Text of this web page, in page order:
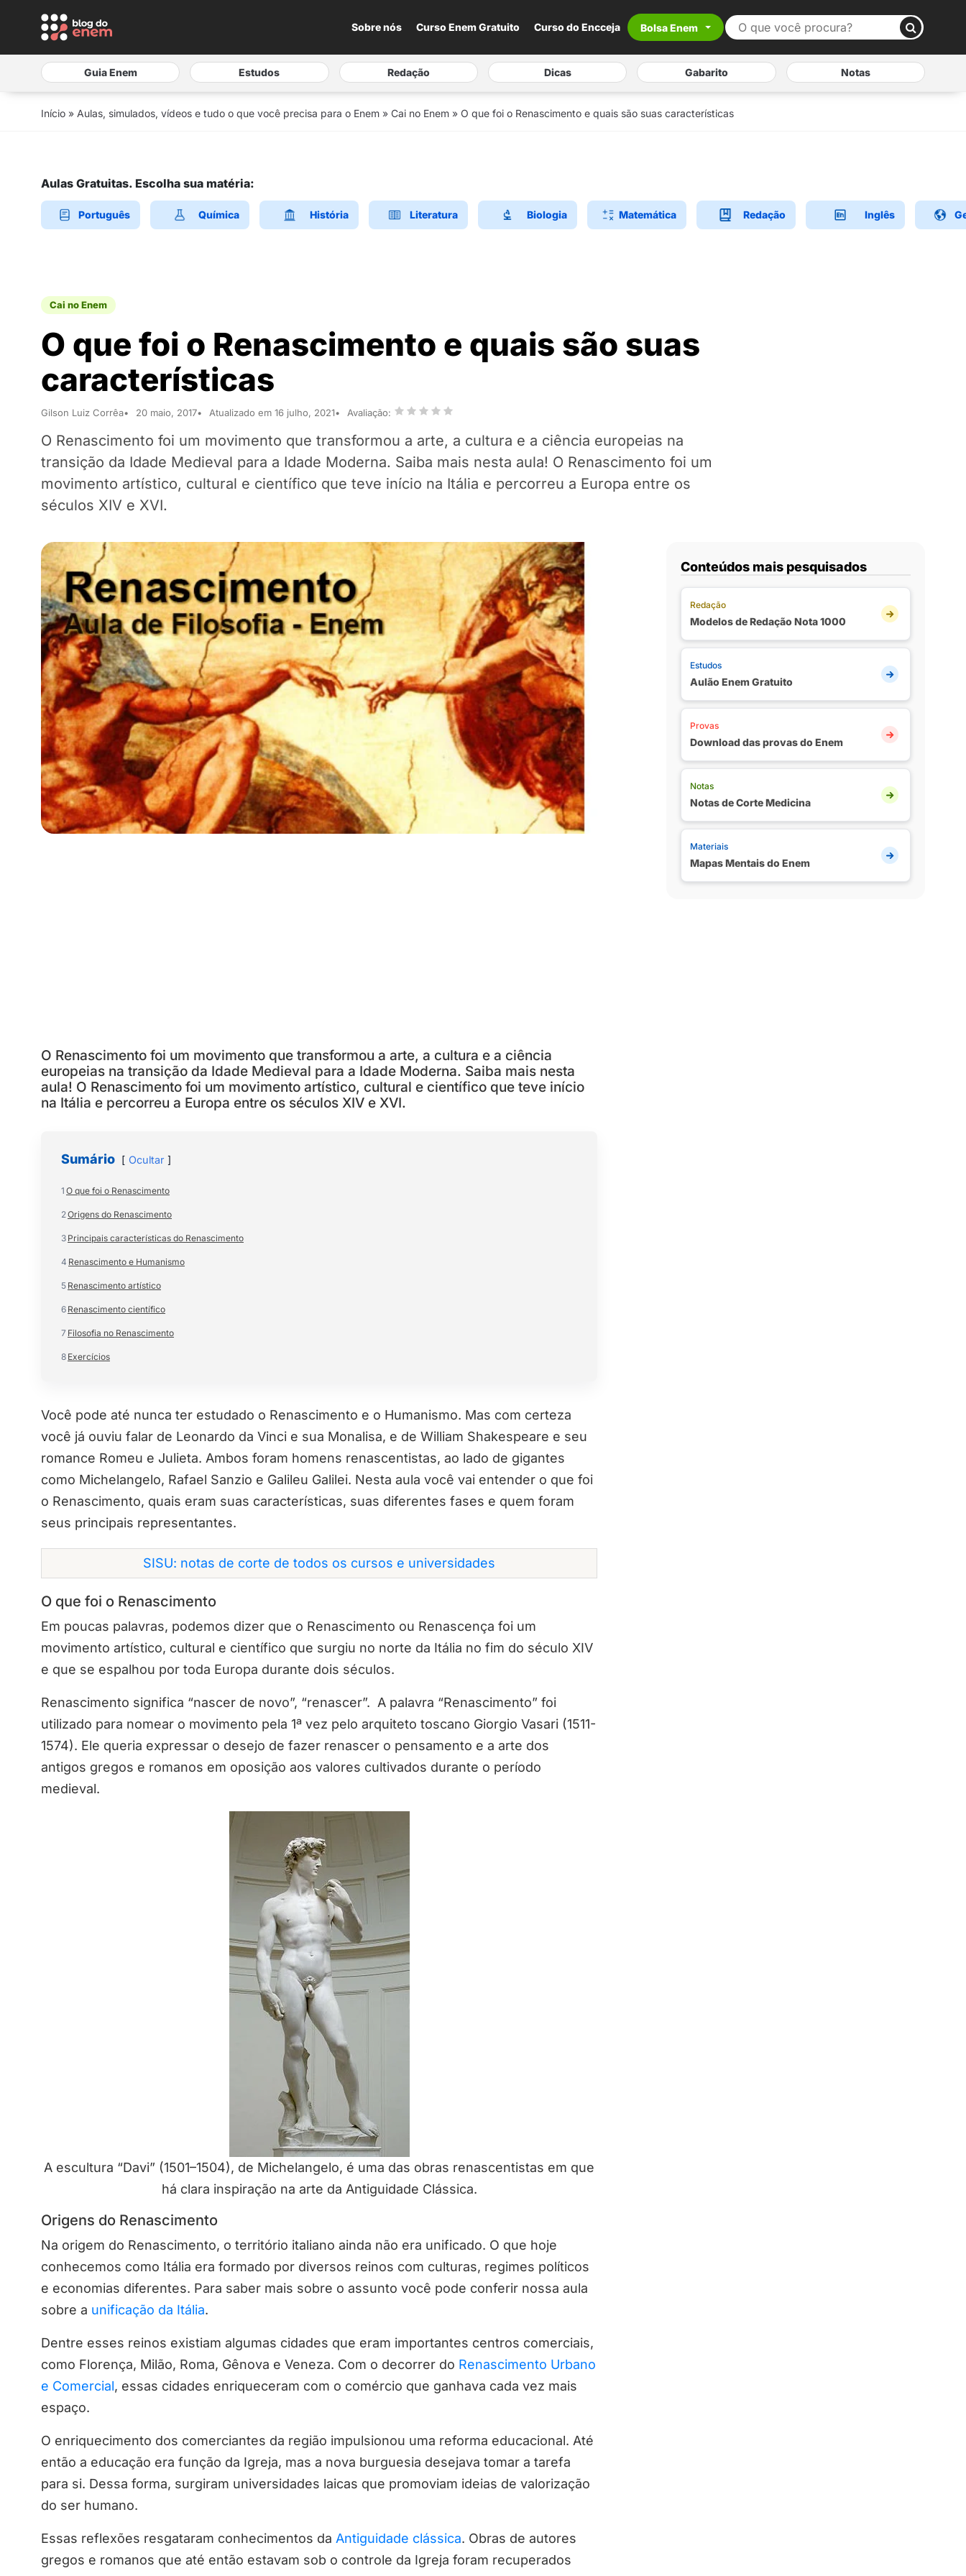
Sobre nós Curso Enem Gratuito Curso do Encceja Bolsa Enem
Guia Enem Estudos Redação Dicas Gabarito Notas
Início » Aulas, simulados, vídeos e tudo o que você precisa para o Enem » Cai no Enem » O que foi o Renascimento e quais são suas características
Aulas Gratuitas. Escolha sua matéria:
Português Química História Literatura Biologia Matemática Redação Inglês
Cai no Enem
O que foi o Renascimento e quais são suas
características
Gilson Luiz Corrêa 20 maio, 2017 Atualizado em 16 julho, 2021 Avaliação:
O Renascimento foi um movimento que transformou a arte, a cultura e a ciência europeias na
transição da Idade Medieval para a Idade Moderna. Saiba mais nesta aula! O Renascimento foi um
movimento artístico, cultural e científico que teve início na Itália e percorreu a Europa entre os
séculos XIV e XVI.
O Renascimento foi um movimento que transformou a arte, a cultura e a ciência
europeias na transição da Idade Medieval para a Idade Moderna. Saiba mais nesta
aula! O Renascimento foi um movimento artístico, cultural e científico que teve início
na Itália e percorreu a Europa entre os séculos XIV e XVI.
Sumário Ocultar
1 O que foi o Renascimento
2Origens do Renascimento
3 Principais características do Renascimento
4 Renascimento e Humanismo
5 Renascimento artístico
6 Renascimento científico
7 Filosofia no Renascimento
8 Exercícios
Você pode até nunca ter estudado o Renascimento e o Humanismo. Mas com certeza
você já ouviu falar de Leonardo da Vinci e sua Monalisa, e de William Shakespeare e seu
romance Romeu e Julieta. Ambos foram homens renascentistas, ao lado de gigantes
como Michelangelo, Rafael Sanzio e Galileu Galilei. Nesta aula você vai entender o que foi
o Renascimento, quais eram suas características, suas diferentes fases e quem foram
seus principais representantes.
SISU: notas de corte de todos os cursos e universidades
O que foi o Renascimento
Em poucas palavras, podemos dizer que o Renascimento ou Renascença foi um
movimento artístico, cultural e científico que surgiu no norte da Itália no fim do século XIV
e que se espalhou por toda Europa durante dois séculos.
Renascimento significa “nascer de novo”, “renascer”. A palavra “Renascimento” foi
utilizado para nomear o movimento pela 1ª vez pelo arquiteto toscano Giorgio Vasari (1511-
1574). Ele queria expressar o desejo de fazer renascer o pensamento e a arte dos
antigos gregos e romanos em oposição aos valores cultivados durante o período
medieval.
A escultura “Davi” (1501–1504), de Michelangelo, é uma das obras renascentistas em que
há clara inspiração na arte da Antiguidade Clássica.
Origens do Renascimento
Na origem do Renascimento, o território italiano ainda não era unificado. O que hoje
conhecemos como Itália era formado por diversos reinos com culturas, regimes políticos
e economias diferentes. Para saber mais sobre o assunto você pode conferir nossa aula
sobre a unificação da Itália.
Dentre esses reinos existiam algumas cidades que eram importantes centros comerciais,
como Florença, Milão, Roma, Gênova e Veneza. Com o decorrer do Renascimento Urbano
e Comercial, essas cidades enriqueceram com o comércio que ganhava cada vez mais
espaço.
O enriquecimento dos comerciantes da região impulsionou uma reforma educacional. Até
então a educação era função da Igreja, mas a nova burguesia desejava tomar a tarefa
para si. Dessa forma, surgiram universidades laicas que promoviam ideias de valorização
do ser humano.
Essas reflexões resgataram conhecimentos da Antiguidade clássica. Obras de autores
gregos e romanos que até então estavam sob o controle da Igreja foram recuperados
Conteúdos mais pesquisados
Redação
Modelos de Redação Nota 1000
Estudos
Aulão Enem Gratuito
Provas
Download das provas do Enem
Notas
Notas de Corte Medicina
Materiais
Mapas Mentais do Enem